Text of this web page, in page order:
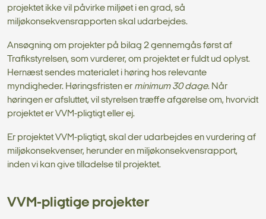
projektet ikke vil påvirke miljøet i en grad, så
miljøkonsekvensrapporten skal udarbejdes.
Ansøgning om projekter på bilag 2 gennemgås først af
Trafikstyrelsen, som vurderer, om projektet er fuldt ud oplyst.
Hernæst sendes materialet i høring hos relevante
myndigheder. Høringsfristen er minimum 30 dage. Når
høringen er afsluttet, vil styrelsen træffe afgørelse om, hvorvidt
projektet er VVM-pligtigt eller ej.
Er projektet VVM-pligtigt, skal der udarbejdes en vurdering af
miljøkonsekvenser, herunder en miljøkonsekvensrapport,
inden vi kan give tilladelse til projektet.
VVM-pligtige projekter